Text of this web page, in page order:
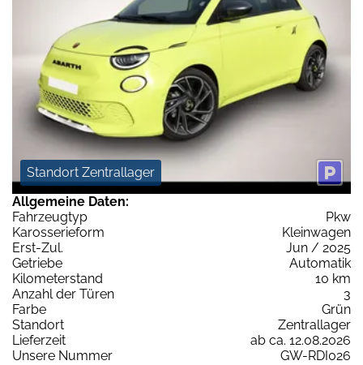
Standort Zentrallager
Allgemeine Daten:
Fahrzeugtyp
Pkw
Karosserieform
Kleinwagen
Erst-Zul.
Jun / 2025
Getriebe
Automatik
Kilometerstand
10 km
Anzahl der Türen
3
Farbe
Grün
Standort
Zentrallager
Lieferzeit
ab ca. 12.08.2026
Unsere Nummer
GW-RDI026